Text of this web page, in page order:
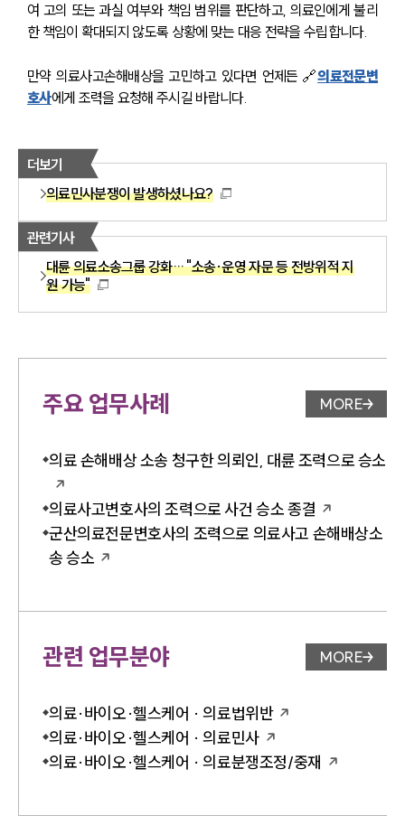
여 고의 또는 과실 여부와 책임 범위를 판단하고, 의료인에게 불리
한 책임이 확대되지 않도록 상황에 맞는 대응 전략을 수립합니다.
만약 의료사고손해배상을 고민하고 있다면 언제든 🔗의료전문변
호사에게 조력을 요청해 주시길 바랍니다.
더보기
의료민사분쟁이 발생하셨나요?
관련기사
대륜 의료소송그룹 강화… "소송·운영 자문 등 전방위적 지
원 가능"
주요 업무사례 업무사례
MORE
의료 손해배상 소송 청구한 의뢰인, 대륜 조력으로 승소
의료사고변호사의 조력으로 사건 승소 종결
군산의료전문변호사의 조력으로 의료사고 손해배상소
송 승소
관련 업무분야 업무분야
MORE
의료·바이오·헬스케어 · 의료법위반
의료·바이오·헬스케어 · 의료민사
의료·바이오·헬스케어 · 의료분쟁조정/중재